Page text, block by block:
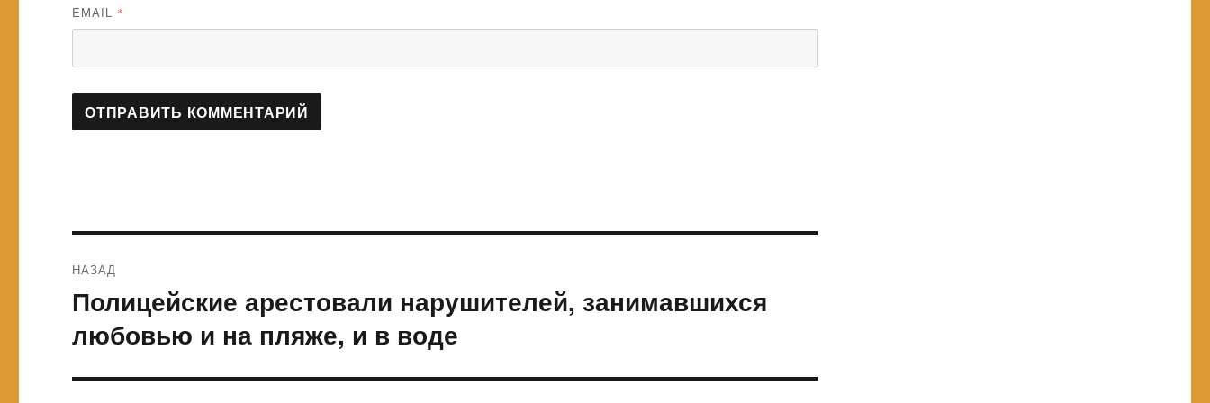
EMAIL *
по
записям
НАЗАД
Предыдущая
запись:
Полицейские арестовали нарушителей, занимавшихся
любовью и на пляже, и в воде